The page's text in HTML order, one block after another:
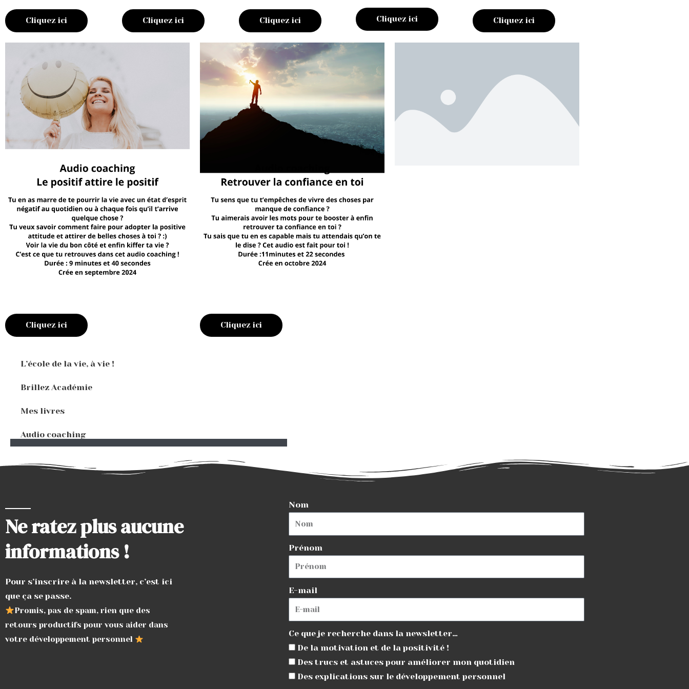
Cliquez ici Cliquez ici Cliquez ici Cliquez ici Cliquez ici
Cliquez ici Cliquez ici
L’école de la vie, à vie !
Brillez Académie
Mes livres
Audio coaching
Ne ratez plus aucune
informations !
Pour s’inscrire à la newsletter, c’est ici
que ça se passe.
Promis, pas de spam, rien que des
retours productifs pour vous aider dans
votre développement personnel
Nom
Prénom
E-mail
Ce que je recherche dans la newsletter…
De la motivation et de la positivité !
Des trucs et astuces pour améliorer mon quotidien
Des explications sur le développement personnel